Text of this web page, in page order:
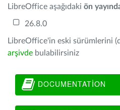
LibreOffice aşağıdaki ön
26.8.0
LibreOffice'in eski sürümlerini
arşivde bulabilirsiniz
DOCUMENTATION